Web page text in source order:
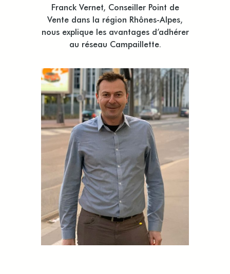
Franck Vernet, Conseiller Point de
Vente dans la région Rhônes-Alpes,
nous explique les avantages d’adhérer
au réseau Campaillette.